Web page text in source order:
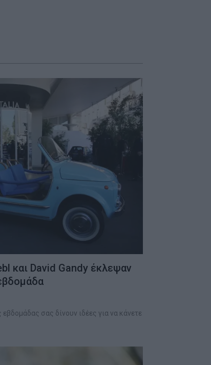
και David Gandy έκλεψαν
σας δίνουν ιδέες για να κάνετε